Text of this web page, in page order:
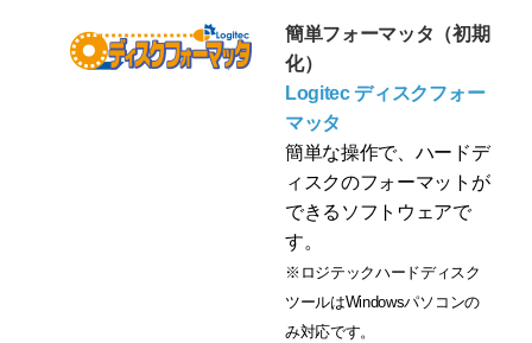
簡単フォーマッタ（初期
化）
Logitec ディスクフォー
マッタ
簡単な操作で、ハードデ
ィスクのフォーマットが
できるソフトウェアで
す。
※ロジテックハードディスク
ツールはWindowsパソコンの
み対応です。